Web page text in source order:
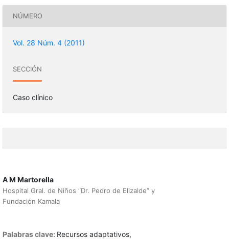
NÚMERO
Vol. 28 Núm. 4 (2011)
SECCIÓN
Caso clínico
A M Martorella
Hospital Gral. de Niños “Dr. Pedro de Elizalde” y
Fundación Kamala
Palabras clave: Recursos adaptativos,